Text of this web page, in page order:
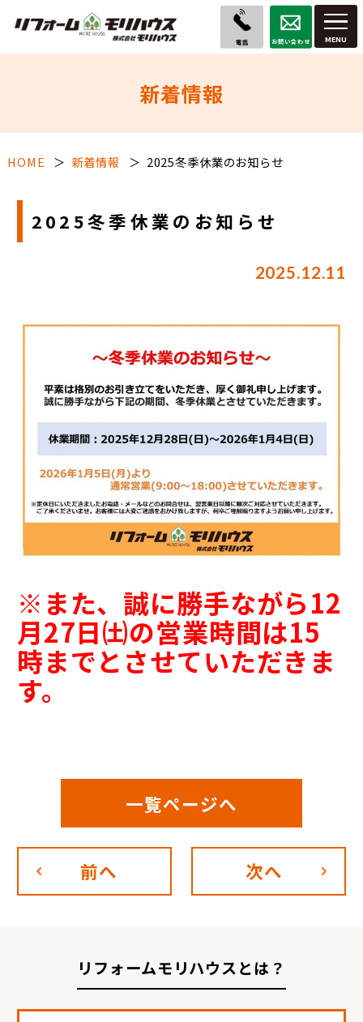
電話 お問い合わせ
新着情報
HOME 新着情報 2025冬季休業のお知らせ
2025冬季休業のお知らせ
2025.12.11
※また、誠に勝手ながら12
月27日㈯の営業時間は15
時までとさせていただきま
す。
前へ
一覧ページへ
次へ
リフォームモリハウスとは？